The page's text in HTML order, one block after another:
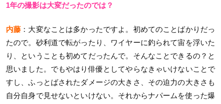
1年の撮影は大変だったのでは？
内藤 ：大変なことは多かったですよ。初めてのことばかりだっ
たので。砂利道で転がったり、ワイヤーに釣られて宙を浮いた
り、ということも初めてだったんで。そんなことできるの？と
思いました。でもやはり俳優としてやらなきゃいけないことで
すし、ふっとばされたダメージの大きさ、その迫力の大きさも
自分自身で見せないといけない。それからナパームを使った爆